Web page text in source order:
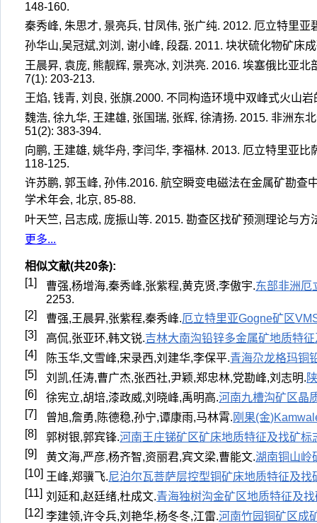
148-160.
秦秀峰, 朱思才, 景亮兵, 甘凤伟, 张广纯. 2012. 厄立特里
孙华山,吴冠斌,刘浏, 谢小峰, 段磊. 2011. 块状硫化物矿床
王晨昇, 袁庞, 熊靓辉, 景亮冰, 刘洪亮. 2016. 埃塞俄比亚
7(1): 203-213.
王焰, 钱青, 刘良, 张旗.2000. 不同构造环境中双峰式火山
魏浩, 徐九华, 王建雄, 张国瑞, 张辉, 徐清扬. 2015. 非洲
51(2): 383-394.
向鹏, 王建雄, 姚华舟, 李闫华, 李福林. 2013. 厄立特里亚
118-125.
许苏鹏, 郭玉峰, 孙伟.2016. 航空瞬变电磁法在金属矿勘查
学术年会, 北京, 85-88.
叶天竺, 吕志成, 庞振山等. 2015. 勘查区找矿预测理论与方
更多...
相似文献(共20条):
[1]
曹强,杨增海,秦秀峰,张紫程,黄克贤,李傲宇.东部非洲厄
2253.
[2]
曹强,王晨昇,张紫程,秦秀峰.厄立特里亚Gogne矿区
[3]
高侃,张亚环,韩文锐.吉林大南沟铅锌多金属矿地质特
[4]
陈玉华,文雪峰,宋录西,刘建华,李保平.青海尕龙格玛铜
[5]
刘凯,任涛,曹广杰,张西社,尹颖,郑忠林,党勘峰,刘志明.
[6]
徐宪立,胡培,漆政威,刘晓峰,禹明高.河南九槽沟矿区晶
[7]
曾旭,詹勇,陈德稳,孙宁,谭康雨,马林霄.刚果(金
[8]
郭树银,郭宾锋.河南王庄锑矿区矿床地质特征及找矿标
[9]
黄文海,严彦,杨齐智,资丽君,宾文梁,曹能文.湖南铜山岭
[10] 王峰,郑骥飞.尼泊尔瓦菩萨层控型铜矿床地质特征及找
[11] 刘延和,赵廷绪,杜成文.青海独树沟金矿区地质特征及
[12] 李建领,许令兵,刘艳华,杨冬冬,江雷.河南竹园铜矿区成